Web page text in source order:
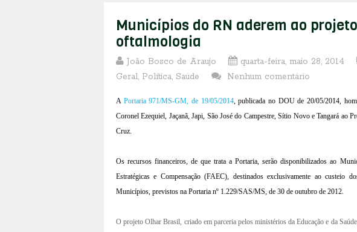
Municípios do RN aderem ao
oftalmologia
João Bosco de Araujo quarta-feira, maio 28, 2014
Geral, Política, Saúde Nenhum comentário
A Portaria 971/MS-GM, de 19/05/2014, publicada no DOU de 20/05/2014,
Coronel Ezequiel, Jaçanã, Japi, São José do Campestre, Sítio Novo e Tangará ao
Cruz.
Os recursos financeiros, de que trata a Portaria, serão disponibilizados ao
Estratégicas e Compensação (FAEC), destinados exclusivamente ao custeio
Municípios, previstos na Portaria nº 1.229/SAS/MS, de 30 de outubro de 2012.
O projeto Olhar Brasil, criado em parceria pelos ministérios da Educação e da